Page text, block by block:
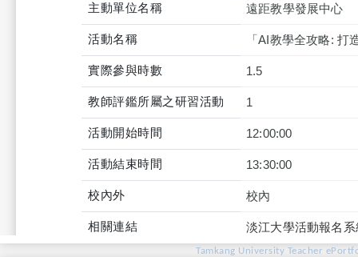
主動單位名稱 遠距教學發展中心
活動名稱 「AI教學全攻略:
實際參與時數 1.5
教師評鑑所屬之研習活動 1
活動開始時間 12:00:00
活動結束時間 13:30:00
校內外 校內
相關連結 淡江大學活動報名
Tamkang University Teacher